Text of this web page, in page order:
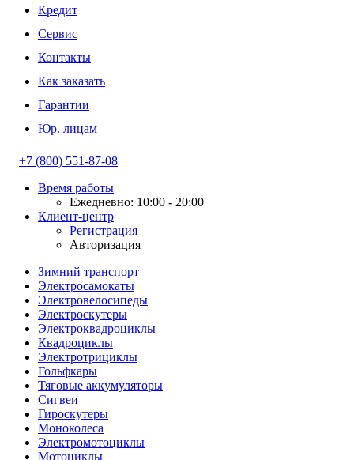
Кредит
Сервис
Контакты
Как заказать
Гарантии
Юр. лицам
+7 (800) 551-87-08
Время работы
Ежедневно: 10:00 - 20:00
Клиент-центр
Регистрация
Авторизация
Зимний транспорт
Электросамокаты
Электровелосипеды
Электроскутеры
Электроквадроциклы
Квадроциклы
Электротрициклы
Гольфкары
Тяговые аккумуляторы
Сигвеи
Гироскутеры
Моноколеса
Электромотоциклы
Мотоциклы